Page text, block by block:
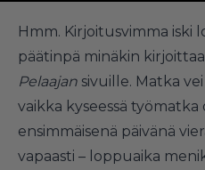
Hmm. Kirjoitusvimma iski
päätinpä minäkin
Pelaajan sivuille. Matka
vaikka kyseessä työmatka
ensimmäisenä päivänä
vapaasti – loppuaika